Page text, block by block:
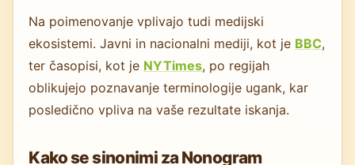
Na poimenovanje vplivajo tudi medijski
ekosistemi. Javni in nacionalni mediji, kot je BBC,
ter časopisi, kot je NYTimes, po regijah
oblikujejo poznavanje terminologije ugank, kar
posledično vpliva na vaše rezultate iskanja.
Kako se sinonimi za Nonogram